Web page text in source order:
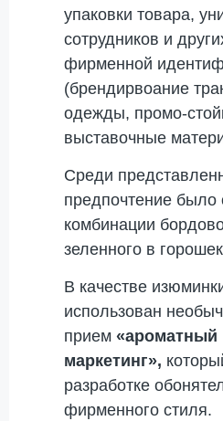
упаковки товара,
сотрудников и
фирменной
(брендирвоание
одежды, промо-
выставочные
Среди
предпочтение было
комбинации
зеленного в
В качестве
использован
прием «ароматный
маркетинг»,
разработке
фирменного стиля.